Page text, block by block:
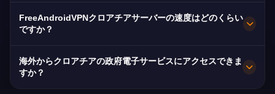
しています。全サーバーは最大速度のための
10Gbps接続を備えています。アプリでお好みの
ーズに基づいた最適なパフォーマンスを得られま
す。
もちろんです。AES-256暗号化とノーログポリシ
ー。クロアチアはGDPR保護のあるEU加盟国で、
FreeAndroidVPNクロアチアサーバーの速度はどのくらい
ですか？
10Gbps容量。クロアチアの平均70 Mbps速度と
強力な光ファイバーにより、優れたストリーミン
海外からクロアチアの政府電子サービスにアクセスできま
すか？